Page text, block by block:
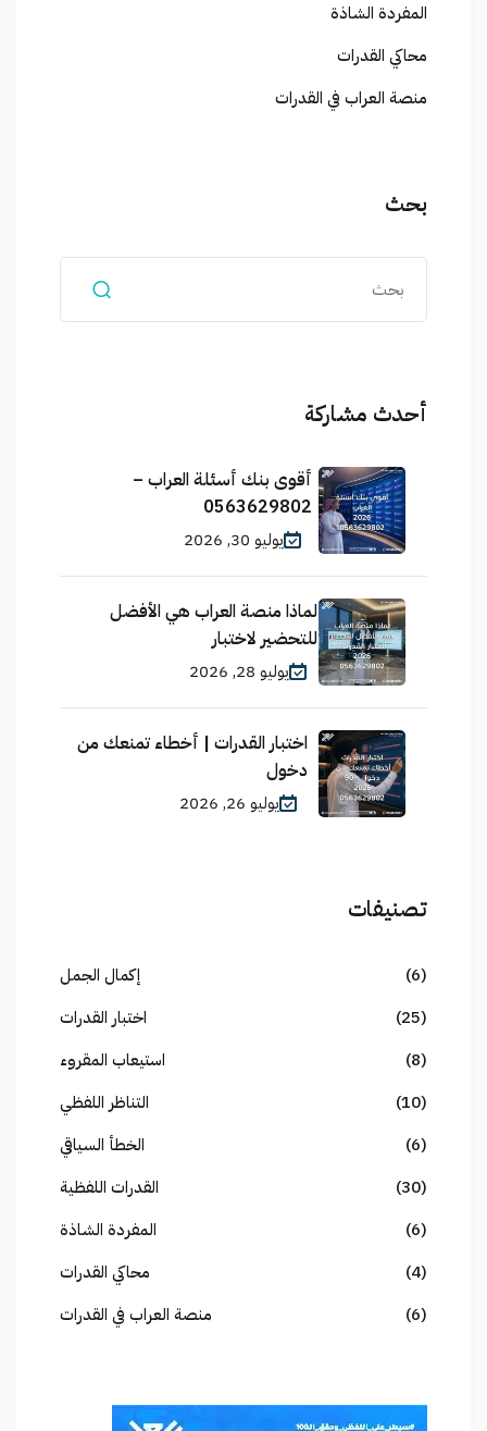
المفردة الشاذة
محاكي القدرات
منصة العراب في القدرات
بحث
أحدث مشاركة
أقوى بنك أسئلة العراب –
0563629802
يوليو 30, 2026
لماذا منصة العراب هي الأفضل
للتحضير لاختبار
يوليو 28, 2026
اختبار القدرات | أخطاء تمنعك من
دخول
يوليو 26, 2026
تصنيفات
إكمال الجمل
(6)
اختبار القدرات
(25)
استيعاب المقروء
(8)
التناظر اللفظي
(10)
الخطأ السياقي
(6)
القدرات اللفظية
(30)
المفردة الشاذة
(6)
محاكي القدرات
(4)
منصة العراب في القدرات
(6)